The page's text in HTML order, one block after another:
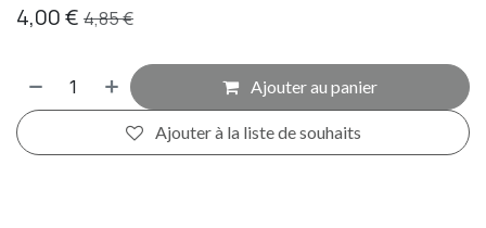
4,00€ 4,85€
Ajouter au panier
Ajouter à la liste de souhaits